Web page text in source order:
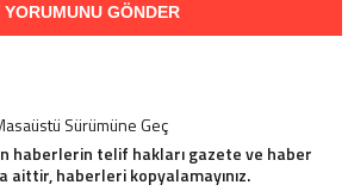
YORUMUNU GÖNDER
Sürümüne Geç
haberlerin telif hakları gazete ve haber
aittir, haberleri kopyalamayınız.